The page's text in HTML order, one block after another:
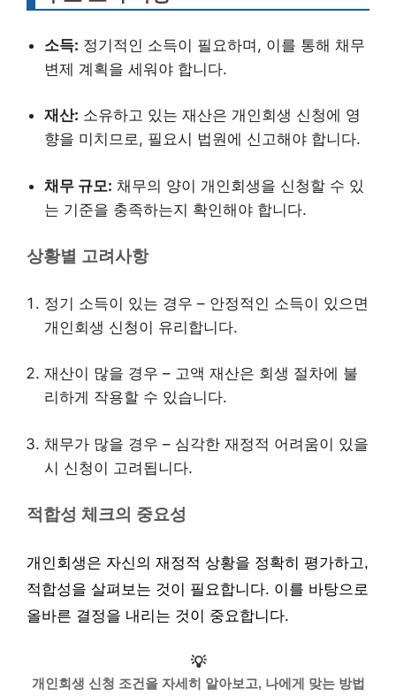
소득: 정기적인 소득이 필요하며, 이를 통해 채무
변제 계획을 세워야 합니다.
재산: 소유하고 있는 재산은 개인회생 신청에 영
향을 미치므로, 필요시 법원에 신고해야 합니다.
채무 규모: 채무의 양이 개인회생을 신청할 수 있
는 기준을 충족하는지 확인해야 합니다.
상황별 고려사항
정기 소득이 있는 경우 – 안정적인 소득이 있으면
개인회생 신청이 유리합니다.
재산이 많을 경우 – 고액 재산은 회생 절차에 불
리하게 작용할 수 있습니다.
채무가 많을 경우 – 심각한 재정적 어려움이 있을
시 신청이 고려됩니다.
적합성 체크의 중요성
개인회생은 자신의 재정적 상황을 정확히 평가하고,
적합성을 살펴보는 것이 필요합니다. 이를 바탕으로
올바른 결정을 내리는 것이 중요합니다.
💡
개인회생 신청 조건을 자세히 알아보고, 나에게 맞는 방법